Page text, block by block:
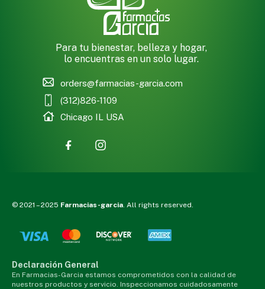
Para tu bienestar, belleza y hogar,
lo encuentras en un solo lugar.
orders@farmacias-garcia.com
(312)826-1109
Chicago IL USA
© 2021 – 2025 Farmacias-garcia . All rights reserved.
Declaración General
En Farmacias-Garcia estamos comprometidos con la calidad de
nuestros productos y servicio. Inspeccionamos cuidadosamente